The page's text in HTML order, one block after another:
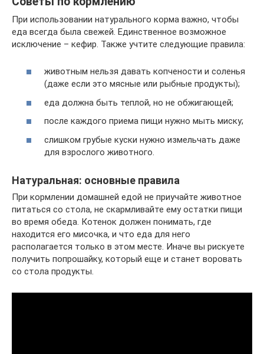
При использовании натурального корма важно, чтобы
еда всегда была свежей. Единственное возможное
исключение – кефир. Также учтите следующие правила:
животным нельзя давать копчености и соленья
(даже если это мясные или рыбные продукты);
еда должна быть теплой, но не обжигающей;
после каждого приема пищи нужно мыть миску;
слишком грубые куски нужно измельчать даже
для взрослого животного.
Натуральная: основные правила
При кормлении домашней едой не приучайте животное
питаться со стола, не скармливайте ему остатки пищи
во время обеда. Котенок должен понимать, где
находится его мисочка, и что еда для него
располагается только в этом месте. Иначе вы рискуете
получить попрошайку, который еще и станет воровать
со стола продукты.